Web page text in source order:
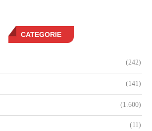
CATEGORIE
(242)
(141)
(1.600)
(11)